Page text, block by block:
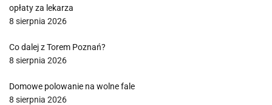
opłaty za lekarza
8 sierpnia 2026
Co dalej z Torem Poznań?
8 sierpnia 2026
Domowe polowanie na wolne fale
8 sierpnia 2026